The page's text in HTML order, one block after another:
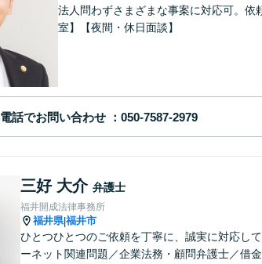
法人問わずさまざまな事案に対応可。
室】【夜間・休日面談】
電話でお問い合わせ
三好 大介 弁護士
福井開成法律事務所
福井県|福井市
ひとつひとつのご依頼を丁寧に、誠実に対応し
ーネット関連問題／企業法務・顧問弁護士／借